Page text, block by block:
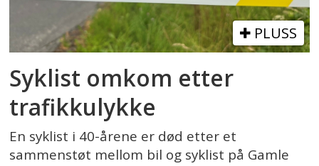
PLUSS
Syklist omkom etter
trafikkulykke
En syklist i 40-årene er død etter et
sammenstøt mellom bil og syklist på Gamle